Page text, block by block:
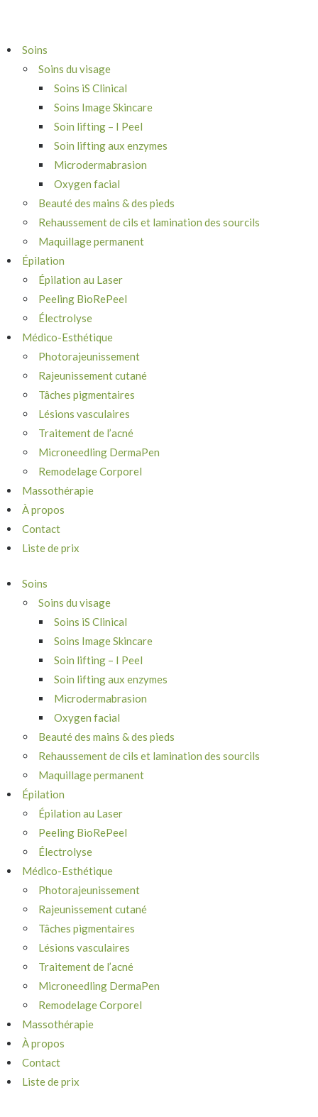
Soins
Soins du visage
Soins iS Clinical
Soins Image Skincare
Soin lifting – I Peel
Soin lifting aux enzymes
Microdermabrasion
Oxygen facial
Beauté des mains & des pieds
Rehaussement de cils et lamination des sourcils
Maquillage permanent
Épilation
Épilation au Laser
Peeling BioRePeel
Électrolyse
Médico-Esthétique
Photorajeunissement
Rajeunissement cutané
Tâches pigmentaires
Lésions vasculaires
Traitement de l’acné
Microneedling DermaPen
Remodelage Corporel
Massothérapie
À propos
Contact
Liste de prix
Soins
Soins du visage
Soins iS Clinical
Soins Image Skincare
Soin lifting – I Peel
Soin lifting aux enzymes
Microdermabrasion
Oxygen facial
Beauté des mains & des pieds
Rehaussement de cils et lamination des sourcils
Maquillage permanent
Épilation
Épilation au Laser
Peeling BioRePeel
Électrolyse
Médico-Esthétique
Photorajeunissement
Rajeunissement cutané
Tâches pigmentaires
Lésions vasculaires
Traitement de l’acné
Microneedling DermaPen
Remodelage Corporel
Massothérapie
À propos
Contact
Liste de prix